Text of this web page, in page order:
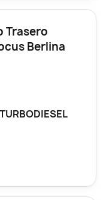
Trasero
Berlina